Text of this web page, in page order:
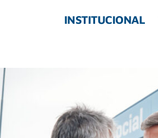
INSTITUCIONAL